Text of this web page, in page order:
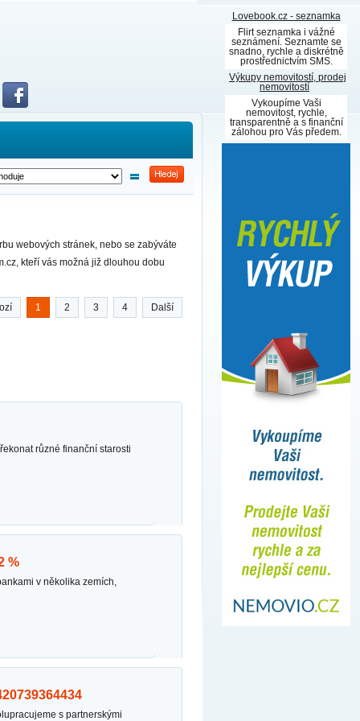
webových stránek, nebo se zabýváte
kteří vás možná již dlouhou dobu
1 2 3 4 Další
%
Lovebook.cz - seznamka
Flirt seznamka i vážné
seznámení. Seznamte se
snadno, rychle a diskrétně
prostřednictvím SMS.
Výkupy nemovitostí, prodej
nemovitostí
Vykoupíme Vaši
nemovitost, rychle,
transparentně a s finanční
zálohou pro Vás předem.